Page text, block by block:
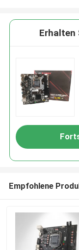
Erhalten
Empfohlene